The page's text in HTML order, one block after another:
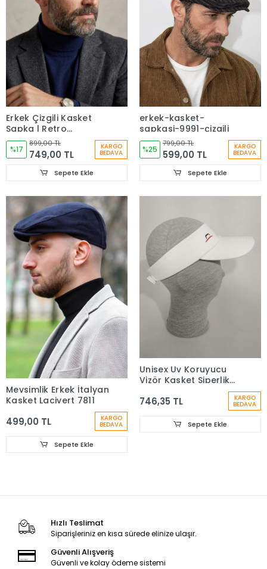
Erkek Çizgili Kasket
Şapka | Retro
Newsboy Cap -
bayşapkacı-8281
%17
899,00 TL
749,00 TL
KARGO
BEDAVA
Sepete Ekle
erkek-kasket-
sapkasi-9991-çizgili
%25
799,00 TL
599,00 TL
KARGO
BEDAVA
Sepete Ekle
Mevsimlik Erkek İtalyan
Kasket Lacivert 7811
499,00 TL KARGO
BEDAVA
Sepete Ekle
Unisex Uv Koruyucu
Vizör Kasket Siperlik
746,35 TL KARGO
BEDAVA
Sepete Ekle
Hızlı Teslimat
Siparişleriniz en kısa sürede elinize ulaşır.
Güvenli Alışveriş
Güvenli ve kolay ödeme sistemi